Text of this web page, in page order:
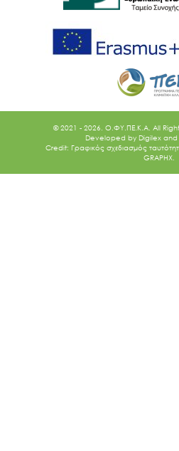
© 2021 - 2026. O.ΦΥ.ΠΕ.Κ.Α. All
Developed by Digilex and
Credit: Γραφικός σχεδιασμός
GRAPHX.